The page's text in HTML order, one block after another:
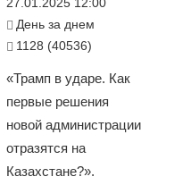
День за днем
1128 (40536)
«Трамп в ударе. Как
первые решения
новой администрации
отразятся на
Казахстане?».